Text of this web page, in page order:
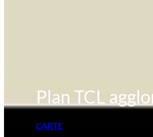
Plan TCL
CARTE